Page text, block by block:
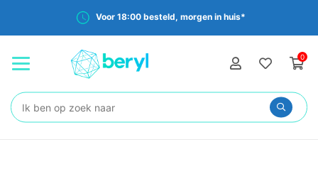
Voor 18:00 besteld, morgen in huis*
0
Zoeken: